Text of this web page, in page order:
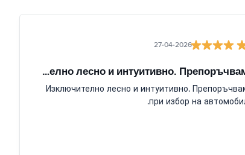
27-04-2026
Изключително лесно и интуитивно. Препоръчвам
Изключително лесно и интуитивно.
при избор на